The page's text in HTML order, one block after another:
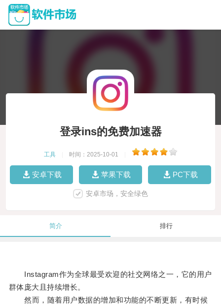
登录ins的免费加速器
工具 时间：2025-10-01
安卓下载 苹果下载 PC下载
安卓市场，安全绿色
简介 排行
Instagram作为全球最受欢迎的社交网络之一，它的用户
群体庞大且持续增长。
然而，随着用户数据的增加和功能的不断更新，有时候